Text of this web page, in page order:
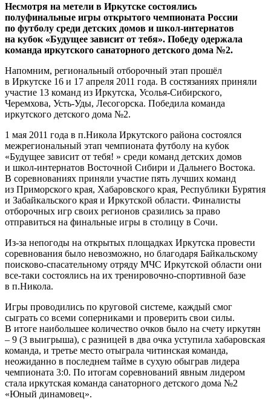
Несмотря на метели в Иркутске состоялись
полуфинальные игры открытого чемпионата России
по футболу среди детских домов и школ-интернатов
на кубок «Будущее зависит от тебя». Победу одержала
команда иркутского санаторного детского дома №2.
Напомним, региональный отборочный этап прошёл
в Иркутске 16 и 17 апреля 2011 года. В состязаниях приняли
участие 13 команд из Иркутска, Усолья-Сибирского,
Черемхова, Усть-Уды, Лесогорска. Победила команда
иркутского детского дома №2.
1 мая 2011 года в п.Никола Иркутского района состоялся
межрегиональный этап чемпионата футболу на кубок
«Будущее зависит от тебя! » среди команд детских домов
и школ-интернатов Восточной Сибири и Дальнего Востока.
В соревнованиях приняли участие пять лучших команд
из Приморского края, Хабаровского края, Республики Бурятия
и Забайкальского края и Иркутской области. Финалисты
отборочных игр своих регионов сразились за право
отправиться на финальные игры в столицу в Сочи.
Из-за непогоды на открытых площадках Иркутска провести
соревнования было невозможно, но благодаря Байкальскому
поисково-спасательному отряду МЧС Иркутской области они
все-таки состоялись на их тренировочно-спортивной базе
в п.Никола.
Игры проводились по круговой системе, каждый смог
сыграть со всеми соперниками и проверить свои силы.
В итоге наибольшее количество очков было на счету иркутян
– 9 (3 выигрыша), с разницей в два очка уступила хабаровская
команда, и третье место отыграла читинская команда,
неожиданно в последнем тайме в сухую обыграв лидера
чемпионата 3:0. По итогам соревнований явным лидером
стала иркутская команда санаторного детского дома №2
«Юный динамовец».